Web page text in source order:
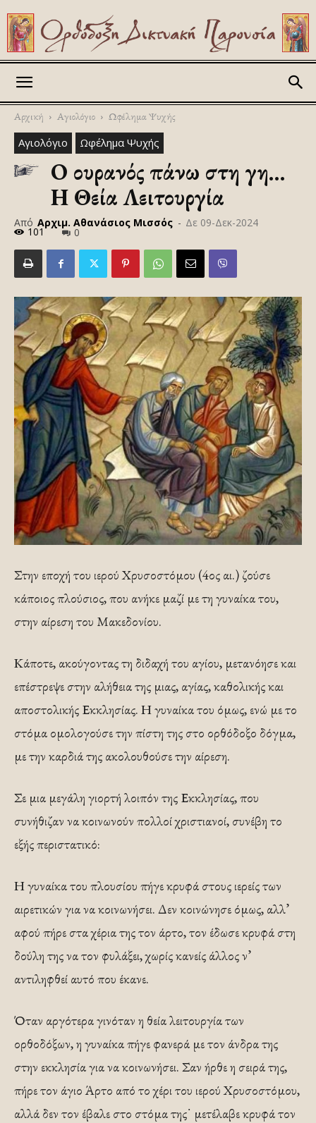
Αρχική Αγιολόγιο Ωφέλημα Ψυχής
Αγιολόγιο Ωφέλημα Ψυχής
Ο ουρανός πάνω στη γη…
Η Θεία Λειτουργία
Από Αρχιμ. Αθανάσιος Μισσός - Δε 09-Δεκ-2024
101 0
Στην εποχή του ιερού Χρυσοστόμου (4ος αι.) ζούσε
κάποιος πλούσιος, που ανήκε μαζί με τη γυναίκα του,
στην αίρεση του Μακεδονίου.
Κάποτε, ακούγοντας τη διδαχή του αγίου, μετανόησε και
επέστρεψε στην αλήθεια της μιας, αγίας, καθολικής και
αποστολικής Εκκλησίας. Η γυναίκα του όμως, ενώ με το
στόμα ομολογούσε την πίστη της στο ορθόδοξο δόγμα,
με την καρδιά της ακολουθούσε την αίρεση.
Σε μια μεγάλη γιορτή λοιπόν της Εκκλησίας, που
συνήθιζαν να κοινωνούν πολλοί χριστιανοί, συνέβη το
εξής περιστατικό:
Η γυναίκα του πλουσίου πήγε κρυφά στους ιερείς των
αιρετικών για να κοινωνήσει. Δεν κοινώνησε όμως, αλλ’
αφού πήρε στα χέρια της τον άρτο, τον έδωσε κρυφά στη
δούλη της να τον φυλάξει, χωρίς κανείς άλλος ν’
αντιληφθεί αυτό που έκανε.
Όταν αργότερα γινόταν η θεία λειτουργία των
ορθοδόξων, η γυναίκα πήγε φανερά με τον άνδρα της
στην εκκλησία για να κοινωνήσει. Σαν ήρθε η σειρά της,
πήρε τον άγιο Άρτο από το χέρι του ιερού Χρυσοστόμου,
αλλά δεν τον έβαλε στο στόμα της˙ μετέλαβε κρυφά τον